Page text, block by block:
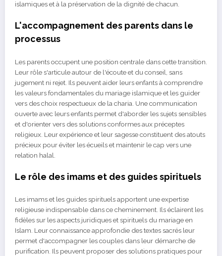
islamiques et à la préservation de la dignité de chacun.
L'accompagnement des parents dans le
processus
Les parents occupent une position centrale dans cette transition.
Leur rôle s'articule autour de l'écoute et du conseil, sans
jugement ni rejet. Ils peuvent aider leurs enfants à comprendre
les valeurs fondamentales du mariage islamique et les guider
vers des choix respectueux de la charia. Une communication
ouverte avec leurs enfants permet d'aborder les sujets sensibles
et d'orienter vers des solutions conformes aux préceptes
religieux. Leur expérience et leur sagesse constituent des atouts
précieux pour éviter les écueils et maintenir le cap vers une
relation halal.
Le rôle des imams et des guides spirituels
Les imams et les guides spirituels apportent une expertise
religieuse indispensable dans ce cheminement. Ils éclairent les
fidèles sur les aspects juridiques et spirituels du mariage en
Islam. Leur connaissance approfondie des textes sacrés leur
permet d'accompagner les couples dans leur démarche de
purification. Ils peuvent proposer des solutions pratiques pour